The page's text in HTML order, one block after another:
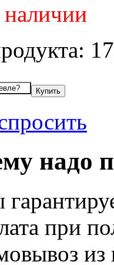
надо
при
из